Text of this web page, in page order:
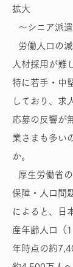
拡大
～シニア派
労働人口の
人材採用が難
特に若手・中
しており、求
応募の反響が
業さまも多い
か。
厚生労働省
保障・人口問
によると、日
産年齢人口（
年時点の約